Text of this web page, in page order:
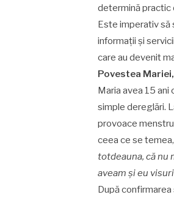
determină practic
Este imperativ să
informații și
care au devenit
Povestea
Maria avea 15 ani
simple dereglări.
provoace
ceea ce se
totdeauna, că nu
aveam și eu
După confirmarea